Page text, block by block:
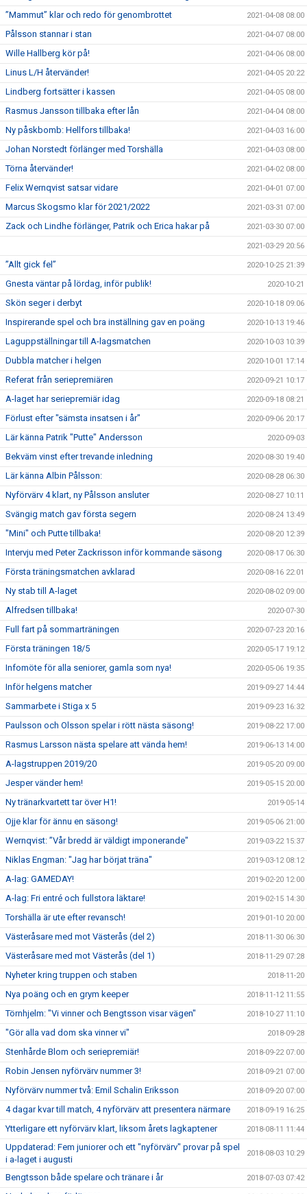
”Mammut” klar och redo för genombrottet 2021-04-08 08:00
Pålsson stannar i stan 2021-04-07 08:00
Wille Hallberg kör på! 2021-04-06 08:00
Linus L/H återvänder! 2021-04-05 20:22
Lindberg fortsätter i kassen 2021-04-05 08:00
Rasmus Jansson tillbaka efter lån 2021-04-04 08:00
Ny påskbomb: Hellfors tillbaka! 2021-04-03 16:00
Johan Norstedt förlänger med Torshälla 2021-04-03 08:00
Törna återvänder! 2021-04-02 08:00
Felix Wernqvist satsar vidare 2021-04-01 07:00
Marcus Skogsmo klar för 2021/2022 2021-03-31 07:00
Zack och Lindhe förlänger, Patrik och Erica hakar på 2021-03-30 07:00
2021-03-29 20:56
”Allt gick fel” 2020-10-25 21:39
Gnesta väntar på lördag, inför publik! 2020-10-21
Skön seger i derbyt 2020-10-18 09:06
Inspirerande spel och bra inställning gav en poäng 2020-10-13 19:46
Laguppställningar till A-lagsmatchen 2020-10-03 10:39
Dubbla matcher i helgen 2020-10-01 17:14
Referat från seriepremiären 2020-09-21 10:17
A-laget har seriepremiär idag 2020-09-18 08:21
Förlust efter "sämsta insatsen i år" 2020-09-06 20:17
Lär känna Patrik "Putte" Andersson 2020-09-03
Bekväm vinst efter trevande inledning 2020-08-30 19:40
Lär känna Albin Pålsson: 2020-08-28 06:30
Nyförvärv 4 klart, ny Pålsson ansluter 2020-08-27 10:11
Svängig match gav första segern 2020-08-24 13:49
"Mini" och Putte tillbaka! 2020-08-20 12:39
Intervju med Peter Zackrisson inför kommande säsong 2020-08-17 06:30
Första träningsmatchen avklarad 2020-08-16 22:01
Ny stab till A-laget 2020-08-02 09:00
Alfredsen tillbaka! 2020-07-30
Full fart på sommarträningen 2020-07-23 20:16
Första träningen 18/5 2020-05-17 19:12
Infomöte för alla seniorer, gamla som nya! 2020-05-06 19:35
Inför helgens matcher 2019-09-27 14:44
Sammarbete i Stiga x 5 2019-09-23 16:32
Paulsson och Olsson spelar i rött nästa säsong! 2019-08-22 17:00
Rasmus Larsson nästa spelare att vända hem! 2019-06-13 14:00
A-lagstruppen 2019/20 2019-05-20 09:00
Jesper vänder hem! 2019-05-15 20:00
Ny tränarkvartett tar över H1! 2019-05-14
Ojje klar för ännu en säsong! 2019-05-06 21:00
Wernqvist: ”Vår bredd är väldigt imponerande" 2019-03-22 15:37
Niklas Engman: "Jag har börjat träna" 2019-03-12 08:12
A-lag: GAMEDAY! 2019-02-20 12:00
A-lag: Fri entré och fullstora läktare! 2019-02-15 14:30
Torshälla är ute efter revansch! 2019-01-10 20:00
Västeråsare med mot Västerås (del 2) 2018-11-30 06:30
Västeråsare med mot Västerås (del 1) 2018-11-29 07:28
Nyheter kring truppen och staben 2018-11-20
Nya poäng och en grym keeper 2018-11-12 11:55
Törnhjelm: "Vi vinner och Bengtsson visar vägen" 2018-10-27 11:10
"Gör alla vad dom ska vinner vi" 2018-09-28
Stenhårde Blom och seriepremiär! 2018-09-22 07:00
Robin Jensen nyförvärv nummer 3! 2018-09-21 07:00
Nyförvärv nummer två: Emil Schalin Eriksson 2018-09-20 07:00
4 dagar kvar till match, 4 nyförvärv att presentera närmare 2018-09-19 16:25
Ytterligare ett nyförvärv klart, liksom årets lagkaptener 2018-08-11 11:44
Uppdaterad: Fem juniorer och ett "nyförvärv" provar på spel
i a-laget i augusti
2018-08-03 10:29
Bengtsson både spelare och tränare i år 2018-07-03 07:42